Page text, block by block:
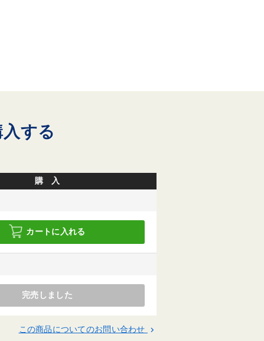
する
購 入
カートに入れる
完売しました
この商品についてのお問い合わせ keyboard_arrow_right